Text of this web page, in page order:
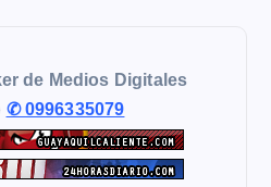
de Medios Digitales
✆ 0996335079